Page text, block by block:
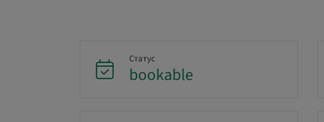
Статус
bookable